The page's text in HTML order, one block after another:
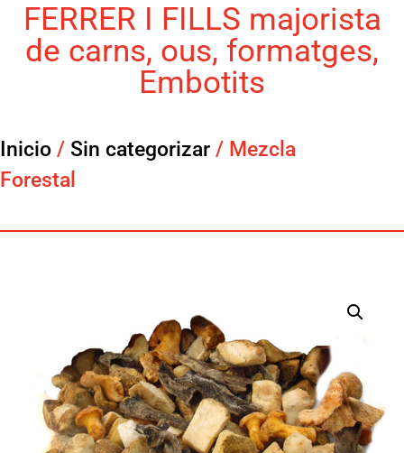
FERRER I FILLS majorista
de carns, ous, formatges,
Embotits
Inicio / Sin categorizar / Mezcla
Forestal